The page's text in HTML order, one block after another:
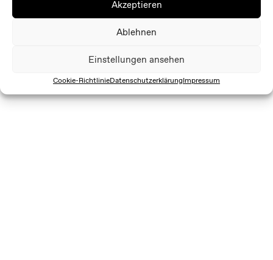
Akzeptieren
Ablehnen
Einstellungen ansehen
Cookie-RichtlinieDatenschutzerklärungImpressum